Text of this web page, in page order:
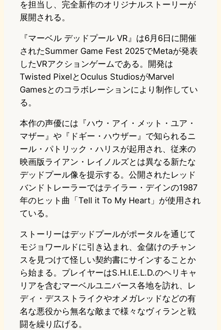
を担当し、完全新作のオリジナルストーリーが
展開される。
『マーベル デッドプール VR』は6月6日に開催
されたSummer Game Fest 2025でMetaが発表
したVRアクションゲームである。開発は
Twisted PixelとOculus StudiosがMarvel
Gamesとのコラボレーションにより制作してい
る。
本作の声優には『ハウ・アイ・メット・ユア・
マザー』や『ドギー・ハウザー』で知られるニ
ール・パトリック・ハリスが起用され、従来の
映画版ライアン・レイノルズとは異なる新たな
デッドプール像を提示する。公開されたレッド
バンドトレーラーではテイラー・デインの1987
年のヒット曲「Tell it To My Heart」が使用され
ている。
ストーリーはデッドプールがポータルを通じて
モジョワールドに引き込まれ、金儲けのチャン
スを見つけて怪しい契約書にサインすることか
ら始まる。プレイヤーはS.H.I.E.L.D.のヘリキャ
リアを含むマーベルユニバース各地を訪れ、レ
ディ・デスストライクやオメガレッドなどの有
名な悪役から無名な敵まで様々なヴィランと戦
闘を繰り広げる。